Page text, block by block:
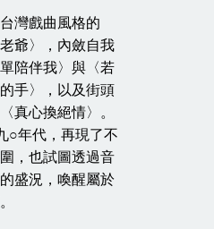
灣戲曲風格的
爺〉，內斂自我
陪伴我〉與〈若
手〉，以及街頭
真心換絕情〉。
○年代，再現了不
，也試圖透過音
盛況，喚醒屬於